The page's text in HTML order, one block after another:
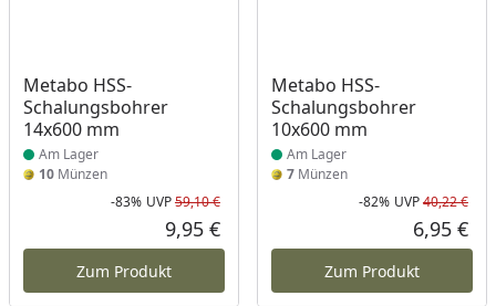
Metabo HSS-
Schalungsbohrer
14x600 mm
Produkt am Lager
Am Lager
10 Münzen
Rabatt in Prozent
-83%
Ursprünglicher Preis
UVP59,10 €
Aktueller Preis
9,95 €
Zum Produkt
Metabo HSS-
Schalungsbohrer
10x600 mm
Produkt am Lager
Am Lager
7Münzen
-82% UVP40,22 €
6,95 €
Zum Produkt